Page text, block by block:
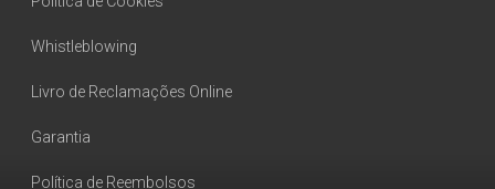
Whistleblowing
Livro de Reclamações Online
Garantia
Política de Reembolsos